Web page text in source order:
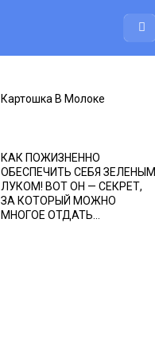
Картошка В Молоке
КАК ПОЖИЗНЕННО
ОБЕСПЕЧИТЬ СЕБЯ ЗЕЛЕНЫМ
ЛУКОМ! ВОТ ОН — СЕКРЕТ,
ЗА КОТОРЫЙ МОЖНО
МНОГОЕ ОТДАТЬ…